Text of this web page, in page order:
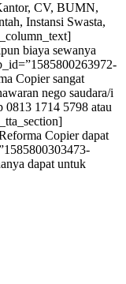
CV, BUMN,
Instansi Swasta,
biaya sewanya
Copier sangat
nego saudara/i
0813 1714 5798 atau
Copier dapat
dapat untuk